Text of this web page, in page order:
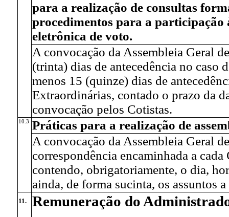
para a realização de consultas
procedimentos para a participação
eletrônica de voto.
A convocação da Assembleia Geral
(trinta) dias de antecedência no caso
menos 15 (quinze) dias de
Extraordinárias, contado o prazo da
convocação pelos Cotistas.
10.3 Práticas para a realização de
A convocação da Assembleia Geral
correspondência encaminhada a
contendo, obrigatoriamente, o dia,
ainda, de forma sucinta, os assuntos
11. Remuneração do